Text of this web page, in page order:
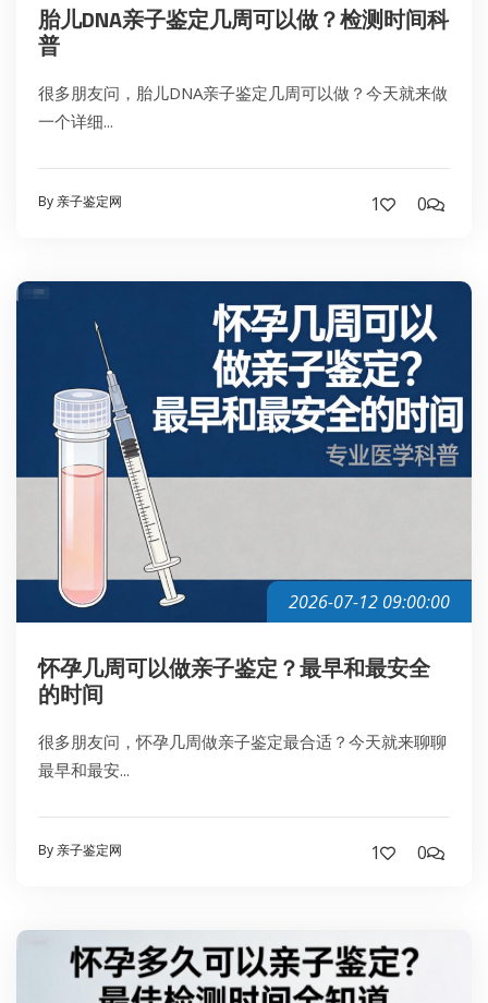
胎儿DNA亲子鉴定几周可以做？检测时间科
普
很多朋友问，胎儿DNA亲子鉴定几周可以做？今天就来做
一个详细...
By 亲子鉴定网 1 0
2026-07-12 09:00:00
怀孕几周可以做亲子鉴定？最早和最安全
的时间
很多朋友问，怀孕几周做亲子鉴定最合适？今天就来聊聊
最早和最安...
By 亲子鉴定网 1 0